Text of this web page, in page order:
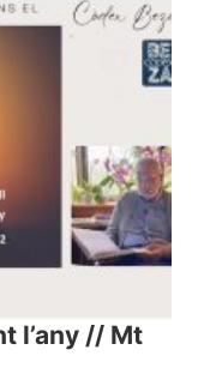
l’any // Mt